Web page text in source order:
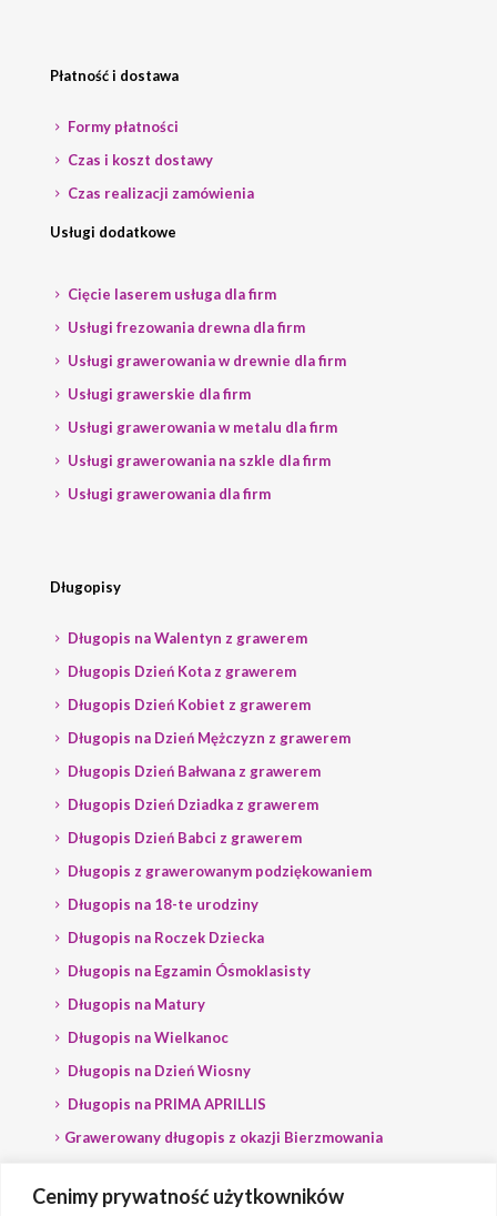
Cenimy prywatność użytkowników
Płatność i dostawa
Formy płatności
Czas i koszt dostawy
Czas realizacji zamówienia
Usługi dodatkowe
Cięcie laserem usługa dla firm
Usługi frezowania drewna dla firm
Usługi grawerowania w drewnie dla firm
Usługi grawerskie dla firm
Usługi grawerowania w metalu dla firm
Usługi grawerowania na szkle dla firm
Usługi grawerowania dla firm
Długopisy
Długopis na Walentyn z grawerem
Długopis Dzień Kota z grawerem
Długopis Dzień Kobiet z grawerem
Długopis na Dzień Mężczyzn z grawerem
Długopis Dzień Bałwana z grawerem
Długopis Dzień Dziadka z grawerem
Długopis Dzień Babci z grawerem
Długopis z grawerowanym podziękowaniem
Długopis na 18-te urodziny
Długopis na Roczek Dziecka
Długopis na Egzamin Ósmoklasisty
Długopis na Matury
Długopis na Wielkanoc
Długopis na Dzień Wiosny
Długopis na PRIMA APRILLIS
Grawerowany długopis z okazji Bierzmowania
Grawerowany długopis dla Polityka